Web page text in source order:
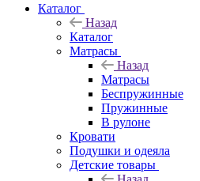
Каталог
Назад
Каталог
Матрасы
Назад
Матрасы
Беспружинные
Пружинные
В рулоне
Кровати
Подушки и одеяла
Детские товары